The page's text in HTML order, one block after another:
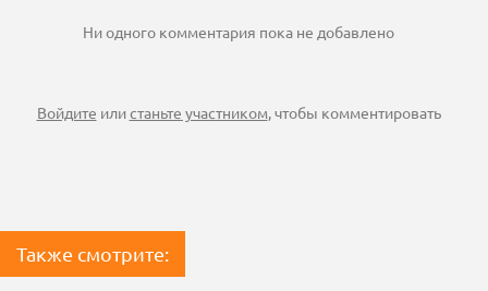
Ни одного комментария пока не добавлено
Войдите илистаньте участником, чтобы комментировать
Также смотрите: